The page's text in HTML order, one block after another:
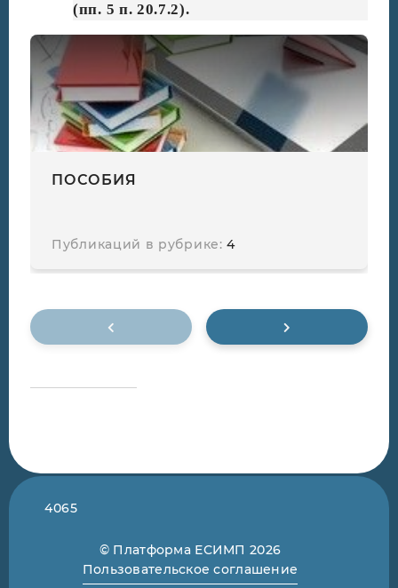
(пп. 5 п. 20.7.2).
ПОСОБИЯ
Публикаций в рубрике:4
4065
© Платформа ЕСИМП 2026
Пользовательское соглашение